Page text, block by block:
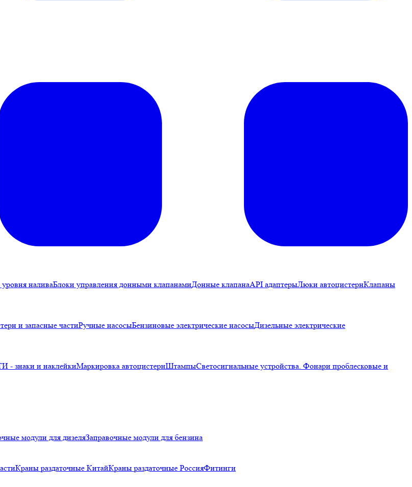
наливаБлоки управления донными клапанамиДонные клапанаAPI адаптерыЛюки автоцистернКлапаны
и запасные частиРучные насосыБензиновые электрические насосыДизельные электрические
и наклейкиМаркировка автоцистернШтампыСветосигнальные устройства. Фонари проблесковые и
модули для дизеляЗаправочные модули для бензина
Краны раздаточные КитайКраны раздаточные РоссияФитинги